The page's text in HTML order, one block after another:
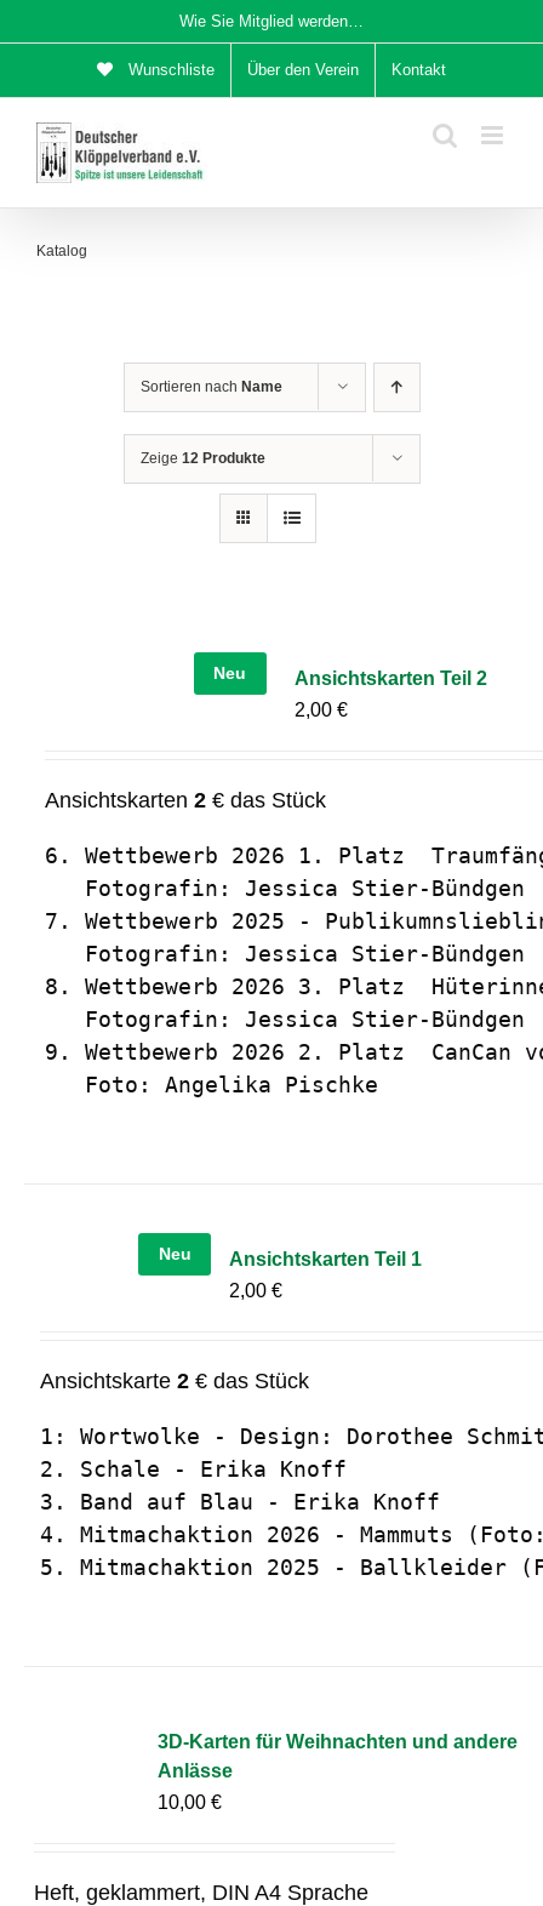
Inhalt
Wie Sie Mitglied werden…
Wunschliste Über den Verein Kontakt
Katalog
Sortieren nach Name
Zeige 12 Produkte
Neu
Ansichtskarten Teil 2
2,00 €
Ansichtskarten 2€ das Stück
6. Wettbewerb 2026 1. Platz
   Fotografin: Jessica Stier-Bündgen
7. Wettbewerb 2025 -
   Fotografin: Jessica Stier-Bündgen
8. Wettbewerb 2026 3. Platz
   Fotografin: Jessica Stier-Bündgen
9. Wettbewerb 2026 2. Platz  CanCan
   Foto: Angelika Pischke
Neu
Ansichtskarten Teil 1
2,00€
Ansichtskarte2€ das Stück
1: Wortwolke - Design: Dorothee
2. Schale - Erika Knoff
3. Band auf Blau - Erika Knoff
4. Mitmachaktion 2026 - Mammuts
5. Mitmachaktion 2025 - Ballkleider
3D-Karten für Weihnachten und andere
Anlässe
10,00€
Heft, geklammert, DIN A4 Sprache